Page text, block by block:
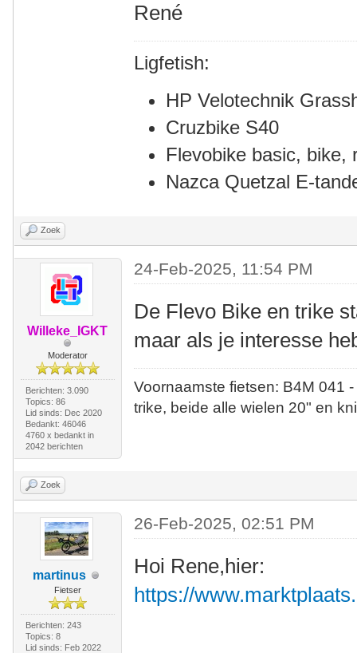
René
Ligfetish:
HP Velotechnik
Cruzbike S40
Flevobike basic, bike,
Nazca Quetzal E-
Zoek
Willeke_IGKT
Moderator
Berichten: 3.090
Topics: 86
Lid sinds: Dec 2020
Bedankt: 46046
4760 x bedankt in
2042 berichten
24-Feb-2025, 11:54 PM
De Flevo Bike en trike
maar als je interesse
Voornaamste fietsen: B4M
trike, beide alle wielen 20" en
Zoek
martinus
Fietser
Berichten: 243
Topics: 8
Lid sinds: Feb 2022
26-Feb-2025, 02:51 PM
Hoi Rene,hier:
https://